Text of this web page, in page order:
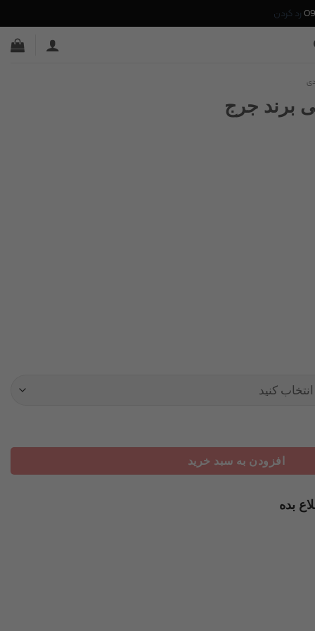
رد کردن
برند جرج
افزودن به سبد خرید
بده